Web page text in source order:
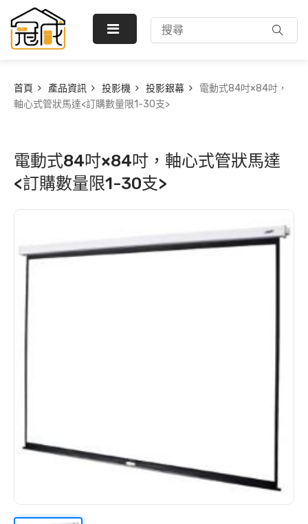
首頁 產品資訊 投影機 投影銀幕
電動式84吋×84吋，
軸心式管狀馬達<訂購數量限1-30支>
電動式84吋×84吋，軸心式管狀馬達
<訂購數量限1-30支>